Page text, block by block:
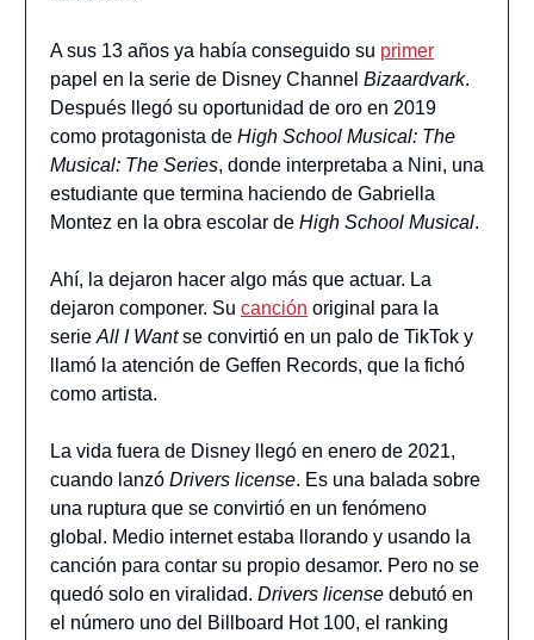
A sus 13 años ya había conseguido su primer
papel en la serie de Disney Channel Bizaardvark.
Después llegó su oportunidad de oro en 2019
como protagonista de High School Musical: The
Musical: The Series, donde interpretaba a Nini, una
estudiante que termina haciendo de Gabriella
Montez en la obra escolar de High School Musical.
Ahí, la dejaron hacer algo más que actuar. La
dejaron componer. Su canción original para la
serie All I Wantse convirtió en un palo de TikTok y
llamó la atención de Geffen Records, que la fichó
como artista.
La vida fuera de Disney llegó en enero de 2021,
cuando lanzó Drivers license. Es una balada sobre
una ruptura que se convirtió en un fenómeno
global. Medio internet estaba llorando y usando la
canción para contar su propio desamor. Pero no se
quedó solo en viralidad. Drivers license debutó en
el número uno del Billboard Hot 100, el ranking